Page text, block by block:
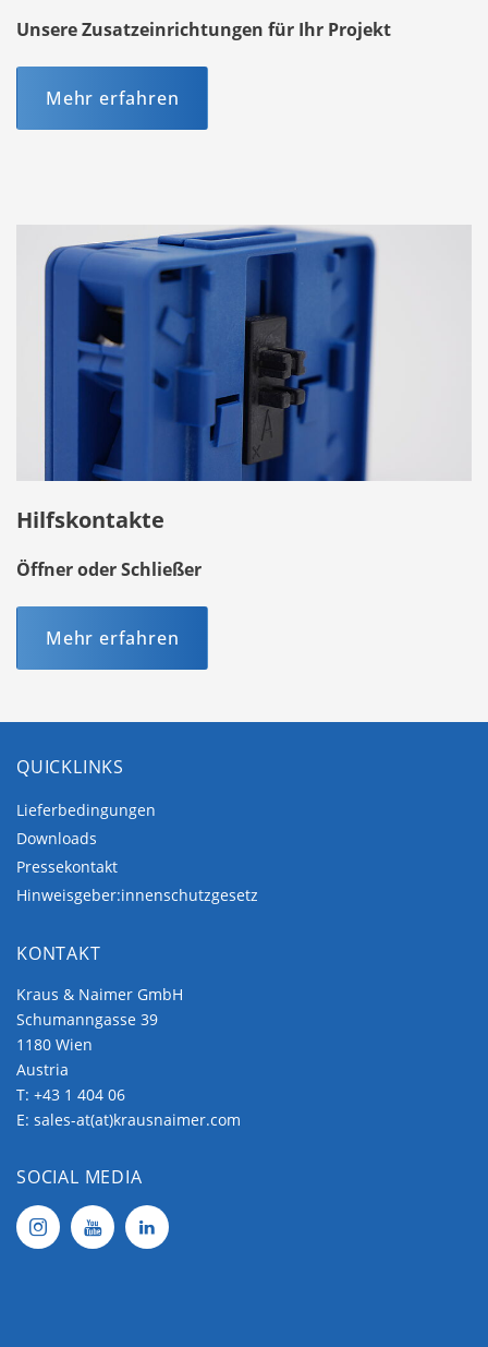
Unsere Zusatzeinrichtungen für Ihr Projekt
Mehr erfahren
Hilfskontakte
Öffner oder Schließer
Mehr erfahren
QUICKLINKS
Lieferbedingungen
Downloads
Pressekontakt
Hinweisgeber:innenschutzgesetz
KONTAKT
Kraus & Naimer GmbH
Schumanngasse 39
1180 Wien
Austria
T: +43 1 404 06
E: sales-at(at)krausnaimer.com
SOCIAL MEDIA